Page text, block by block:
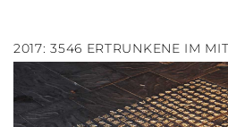
2017: 3546 ERTRUNKENE IM